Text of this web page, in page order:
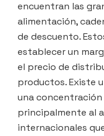
encuentran las
alimentación,
de descuento.
establecer un
el precio de
productos. Existe
una
principalmente al
internacionales